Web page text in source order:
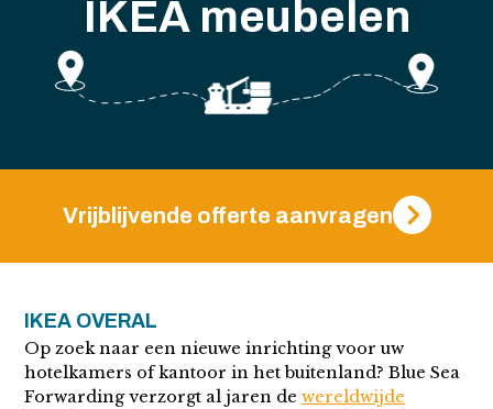
IKEA meubelen
Vrijblijvende offerte aanvragen
IKEA OVERAL
Op zoek naar een nieuwe inrichting voor uw
hotelkamers of kantoor in het buitenland? Blue Sea
Forwarding verzorgt al jaren de wereldwijde